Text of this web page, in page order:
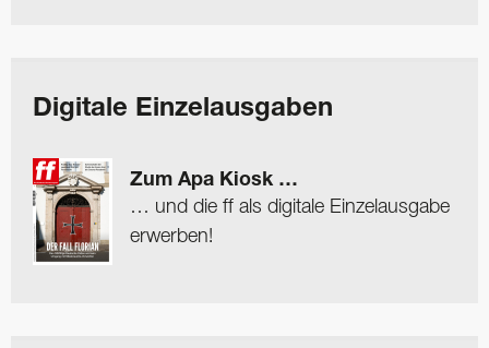
Digitale Einzelausgaben
Zum Apa Kiosk …
… und die ff als digitale Einzelausgabe
erwerben!